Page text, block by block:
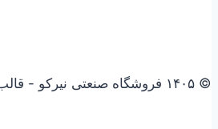
© ۱۴۰۵ فروشگاه صنعتی نیرکو - قالب وردپرس توسط